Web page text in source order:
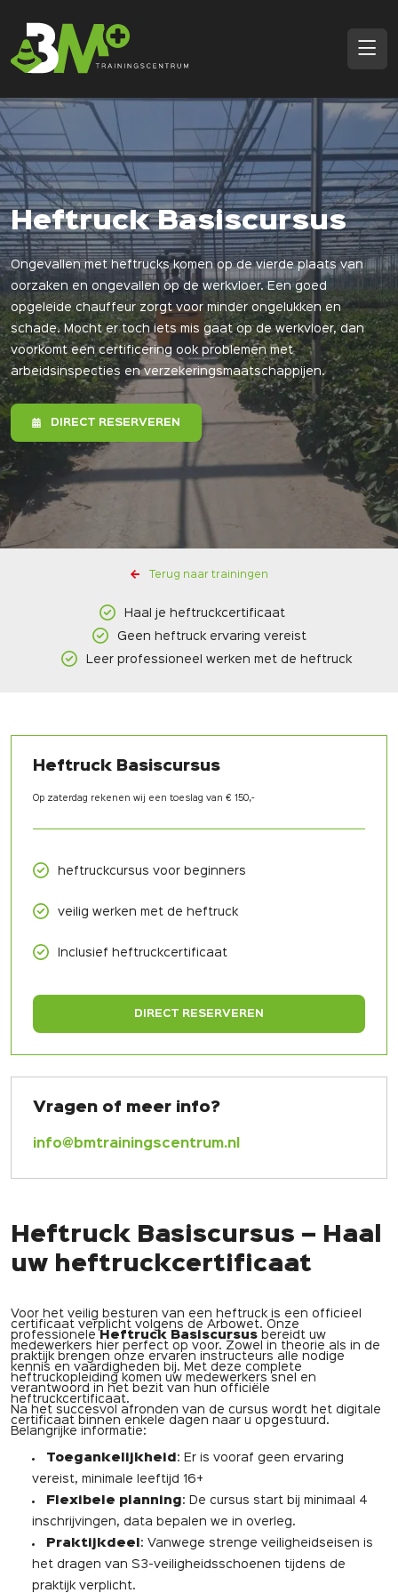
Home
Trainingen
Veiligheidsadviezen
Over ons
Contact
Mijn documenten
Heftruck Basiscursus
Ongevallen met heftrucks komen op de vierde plaats van
oorzaken en ongevallen op de werkvloer. Een goed
opgeleide chauffeur zorgt voor minder ongelukken en
schade. Mocht er toch iets mis gaat op de werkvloer, dan
voorkomt een certificering ook problemen met
arbeidsinspecties en verzekeringsmaatschappijen.
DIRECT RESERVEREN
Terug naar trainingen
Haal je heftruckcertificaat
Geen heftruck ervaring vereist
Leer professioneel werken met de heftruck
Heftruck Basiscursus – Haal
uw heftruckcertificaat
Voor het veilig besturen van een heftruck is een officieel
certificaat verplicht volgens de Arbowet. Onze
professionele
Heftruck Basiscursus bereidt uw
medewerkers hier perfect op voor. Zowel in theorie als in de
praktijk brengen onze ervaren instructeurs alle nodige
kennis en vaardigheden bij. Met deze complete
heftruckopleiding komen uw medewerkers snel en
verantwoord in het bezit van hun officiële
heftruckcertificaat.
Na het succesvol afronden van de cursus wordt het digitale
certificaat binnen enkele dagen naar u opgestuurd.
Belangrijke informatie:
Toegankelijkheid : Er is vooraf geen ervaring
vereist, minimale leeftijd 16+
Flexibele planning: De cursus start bij minimaal 4
inschrijvingen, data bepalen we in overleg.
Praktijkdeel : Vanwege strenge veiligheidseisen is
het dragen van S3-veiligheidsschoenen tijdens de
praktijk verplicht.
Heftruck Basiscursus
Op zaterdag rekenen wij een toeslag van € 150,-
heftruckcursus voor beginners
veilig werken met de heftruck
Inclusief heftruckcertificaat
DIRECT RESERVEREN
Vragen of meer info?
info@bmtrainingscentrum.nl